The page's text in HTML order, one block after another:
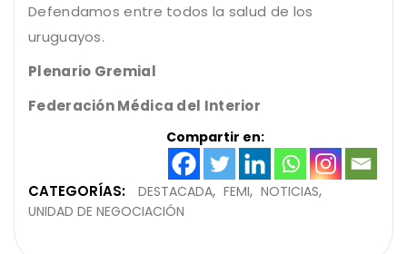
Defendamos entre todos la salud de los
uruguayos.
Plenario Gremial
Federación Médica del Interior
Compartir en:
CATEGORÍAS: DESTACADA FEMI
NOTICIAS
UNIDAD DE NEGOCIACIÓN